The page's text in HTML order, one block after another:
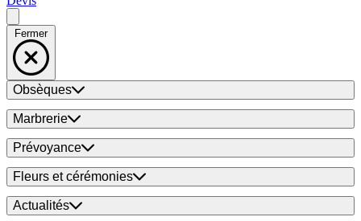
Fermer
Obsèques
Marbrerie
Prévoyance
Fleurs et cérémonies
Actualités